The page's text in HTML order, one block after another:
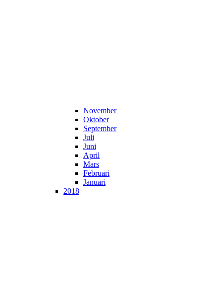
November
Oktober
September
Juli
Juni
April
Mars
Februari
Januari
2018